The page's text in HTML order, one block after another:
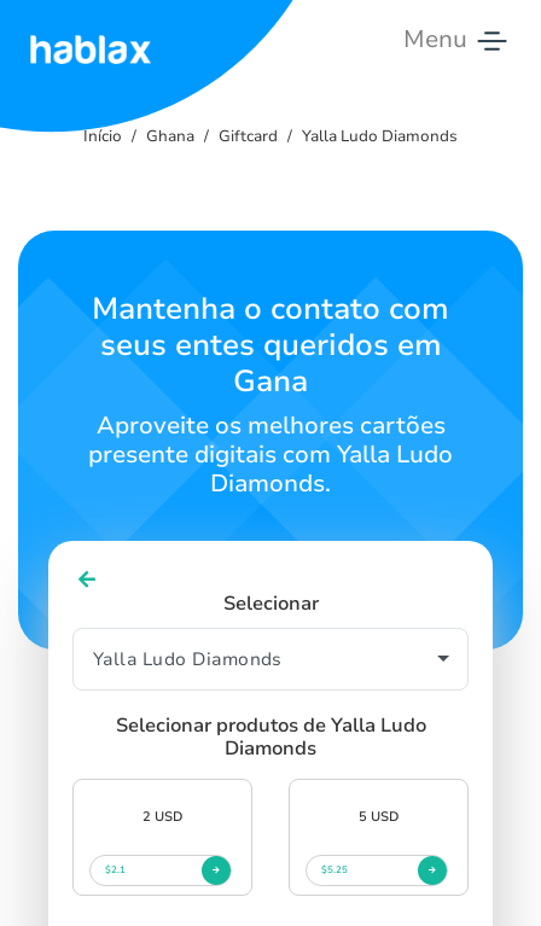
Menu
Tarifas
Contate-
Início Ghana Giftcard Yalla Ludo Diamonds
Mantenha o contato com
seus entes queridos em
Gana
Aproveite os melhores cartões
presente digitais com Yalla Ludo
Diamonds.
Selecionar
Selecionar produtos de Yalla Ludo
Diamonds
2 USD
$2.1
5 USD
$5.25